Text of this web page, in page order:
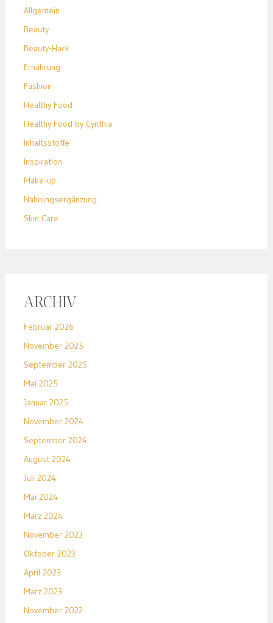
Allgemein
Beauty
Beauty-Hack
Ernährung
Fashion
Healthy Food
Healthy Food by Cynthia
Inhaltsstoffe
Inspiration
Make-up
Nahrungsergänzung
Skin Care
ARCHIV
Februar 2026
November 2025
September 2025
Mai 2025
Januar 2025
November 2024
September 2024
August 2024
Juli 2024
Mai 2024
März 2024
November 2023
Oktober 2023
April 2023
März 2023
November 2022